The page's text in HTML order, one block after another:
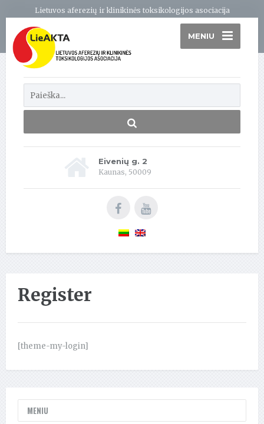
Lietuvos aferezių ir klinikinės toksikologijos asociacija
MENIU
Eivenių g. 2
Kaunas, 50009
Register
[theme-my-login]
MENIU